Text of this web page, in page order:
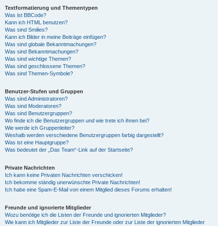
Textformatierung und Thementypen
Was ist BBCode?
Kann ich HTML benutzen?
Was sind Smilies?
Kann ich Bilder in meine Beiträge einfügen?
Was sind globale Bekanntmachungen?
Was sind Bekanntmachungen?
Was sind wichtige Themen?
Was sind geschlossene Themen?
Was sind Themen-Symbole?
Benutzer-Stufen und Gruppen
Was sind Administratoren?
Was sind Moderatoren?
Was sind Benutzergruppen?
Wo finde ich die Benutzergruppen und wie trete ich ihnen bei?
Wie werde ich Gruppenleiter?
Weshalb werden verschiedene Benutzergruppen farbig dargestellt?
Was ist eine Hauptgruppe?
Was bedeutet der „Das Team“-Link auf der Startseite?
Private Nachrichten
Ich kann keine Privaten Nachrichten verschicken!
Ich bekomme ständig unerwünschte Private Nachrichten!
Ich habe eine Spam-E-Mail von einem Mitglied dieses Forums erhalten!
Freunde und ignorierte Mitglieder
Wozu benötige ich die Listen der Freunde und ignorierten Mitglieder?
Wie kann ich Mitglieder zur Liste der Freunde oder zur Liste der ignorierten Mitglieder